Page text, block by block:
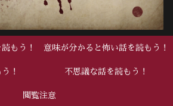
もう！ 意味が分かると怖い話を読もう！
！ 不思議な話を読もう！
閲覧注意